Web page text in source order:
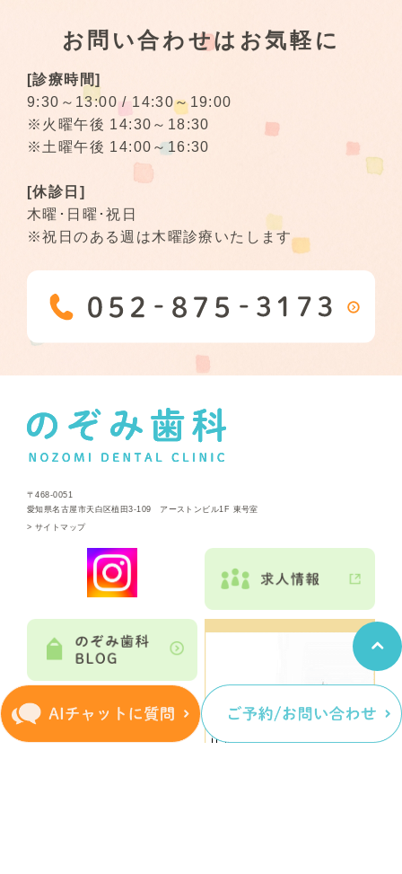
お問い合わせはお気軽に
[診療時間]
9:30～13:00 / 14:30～19:00
※火曜午後 14:30～18:30
※土曜午後 14:00～16:30
[休診日]
木曜･日曜･祝日
※祝日のある週は木曜診療いたします
〒468-0051
愛知県名古屋市天白区植田3-109 アーストンビル1F 東号室
> サイトマップ